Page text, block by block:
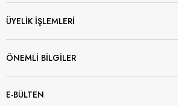
ÜYELİK İŞLEMLERİ
ÖNEMLİ BİLGİLER
E-BÜLTEN